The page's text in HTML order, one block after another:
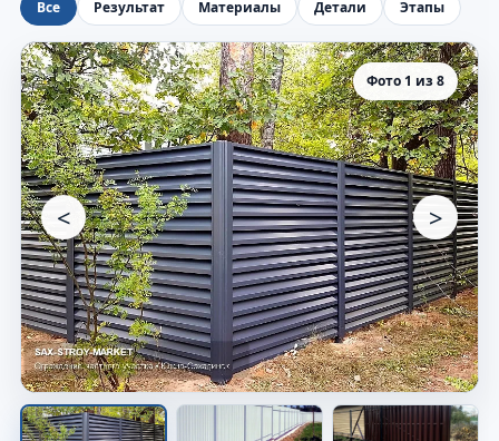
Все Результат Материалы Детали Этапы
Фото 1 из 8
< >